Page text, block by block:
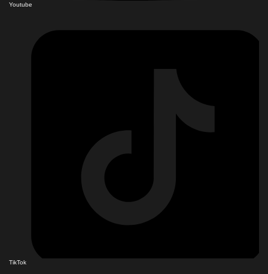
Youtube
TikTok